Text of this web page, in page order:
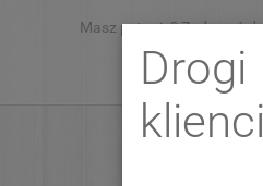
Masz pytanie? Zadzwoń
Zaloguj
Drogi